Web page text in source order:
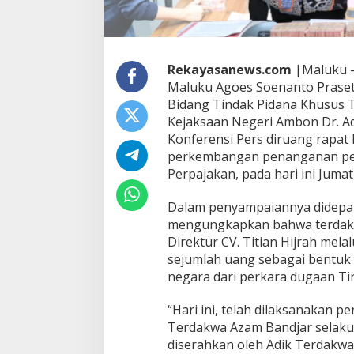
t
P
e
k
e
m
b
a
n
g
a
n
a
s
u
s
T
d
a
k
Rekayasanews.com |Maluku
Maluku Agoes Soenanto
Bidang Tindak Pidana Khusus
Kejaksaan Negeri Ambon Dr.
Konferensi Pers diruang
perkembangan penanganan
Perpajakan, pada hari ini
Dalam penyampaiannya
mengungkapkan bahwa
Direktur CV. Titian Hijrah
sejumlah uang sebagai
negara dari perkara dugaan
“Hari ini, telah dilaksanakan
Terdakwa Azam Bandjar
diserahkan oleh Adik